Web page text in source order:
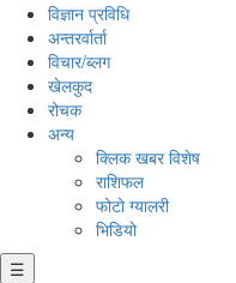
विज्ञान प्रविधि
अन्तरर्वार्ता
विचार/ब्लग
खेलकुद
रोचक
अन्य
क्लिक खबर विशेष
राशिफल
फोटो ग्यालरी
भिडियो
☰